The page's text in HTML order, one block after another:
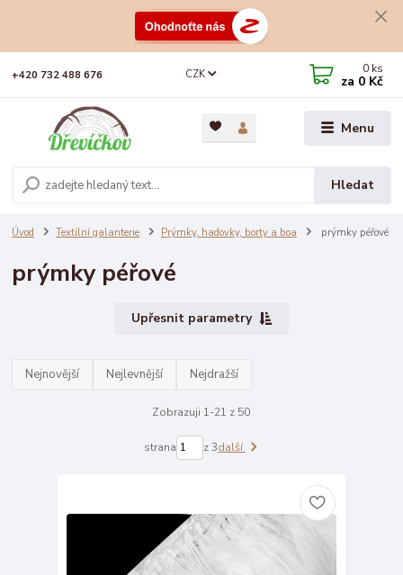
Menu
CZK
Hledat
+420 732 488 676 0 ks
za 0 Kč
Úvod Textilní galanterie Prýmky, hadovky, borty a boa prýmky péřové
prýmky péřové
Upřesnit parametry
Nejnovější Nejlevnější Nejdražší
Zobrazuji 1-21 z 50
strana z 3další